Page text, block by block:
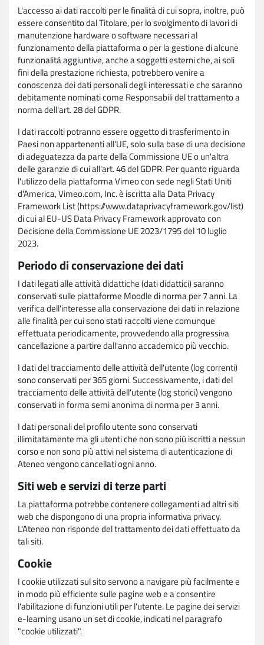
L'accesso ai dati raccolti per le finalità di cui sopra, inoltre, può
essere consentito dal Titolare, per lo svolgimento di lavori di
manutenzione hardware o software necessari al
funzionamento della piattaforma o per la gestione di alcune
funzionalità aggiuntive, anche a soggetti esterni che, ai soli
fini della prestazione richiesta, potrebbero venire a
conoscenza dei dati personali degli interessati e che saranno
debitamente nominati come Responsabili del trattamento a
norma dell'art. 28 del GDPR.
I dati raccolti potranno essere oggetto di trasferimento in
Paesi non appartenenti all'UE, solo sulla base di una decisione
di adeguatezza da parte della Commissione UE o un'altra
delle garanzie di cui all'art. 46 del GDPR. Per quanto riguarda
l'utilizzo della piattaforma Vimeo con sede negli Stati Uniti
d'America, Vimeo.com, Inc. è iscritta alla Data Privacy
Framework List (https://www.dataprivacyframework.gov/list)
di cui al EU-US Data Privacy Framework approvato con
Decisione della Commissione UE 2023/1795 del 10 luglio
2023.
Periodo di conservazione dei dati
I dati legati alle attività didattiche (dati didattici) saranno
conservati sulle piattaforme Moodle di norma per 7 anni. La
verifica dell'interesse alla conservazione dei dati in relazione
alle finalità per cui sono stati raccolti viene comunque
effettuata periodicamente, provvedendo alla progressiva
cancellazione a partire dall'anno accademico più vecchio.
I dati del tracciamento delle attività dell'utente (log correnti)
sono conservati per 365 giorni. Successivamente, i dati del
tracciamento delle attività dell'utente (log storici) vengono
conservati in forma semi anonima di norma per 3 anni.
I dati personali del profilo utente sono conservati
illimitatamente ma gli utenti che non sono più iscritti a nessun
corso e non sono più attivi nel sistema di autenticazione di
Ateneo vengono cancellati ogni anno.
Siti web e servizi di terze parti
La piattaforma potrebbe contenere collegamenti ad altri siti
web che dispongono di una propria informativa privacy.
L'Ateneo non risponde del trattamento dei dati effettuato da
tali siti.
Cookie
I cookie utilizzati sul sito servono a navigare più facilmente e
in modo più efficiente sulle pagine web e a consentire
l'abilitazione di funzioni utili per l'utente. Le pagine dei servizi
e-learning usano un set di cookie, indicati nel paragrafo
"cookie utilizzati".